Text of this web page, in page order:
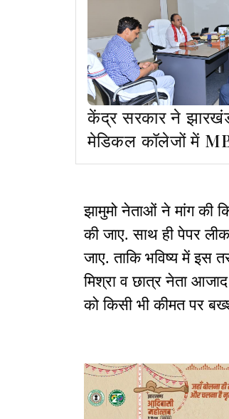
केंद्र सरकार ने
मेडिकल कॉलेजों में
सीटें बढ़ाने की मंजूरी दी
झामुमो नेताओं ने मांग की
की जाए. साथ ही पेपर
जाए. ताकि भविष्य में इस
मिश्रा व छात्र नेता
को किसी भी कीमत पर